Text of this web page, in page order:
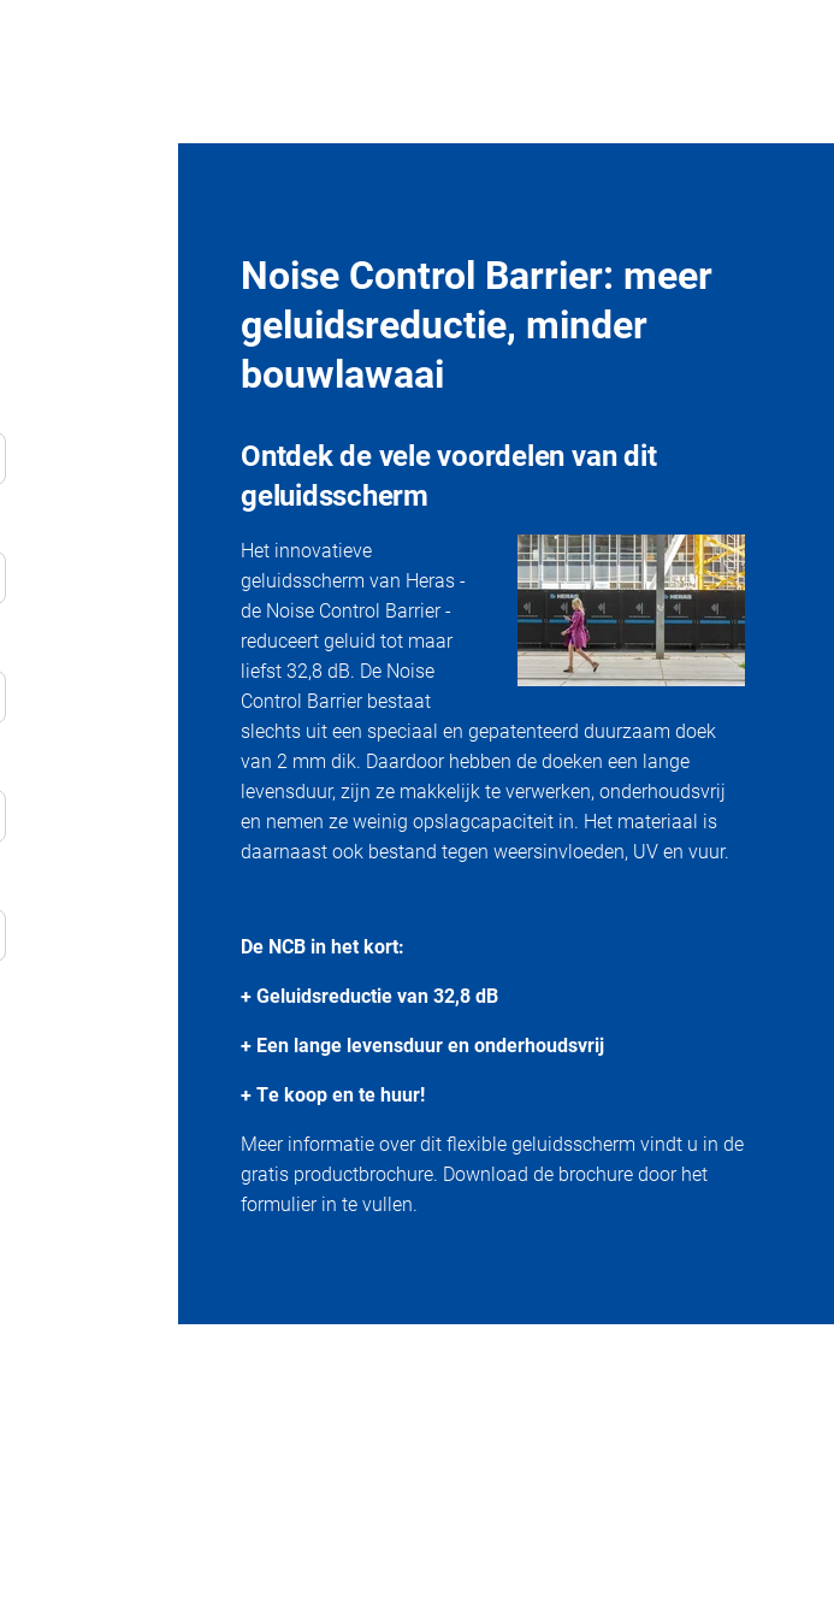
Noise Control Barrier: meer
geluidsreductie, minder
bouwlawaai
Ontdek de vele voordelen van dit
geluidsscherm
Het innovatieve
geluidsscherm van Heras -
de Noise Control Barrier -
reduceert geluid tot maar
liefst 32,8 dB. De Noise
Control Barrier bestaat
slechts uit een speciaal en gepatenteerd duurzaam doek
van 2 mm dik. Daardoor hebben de doeken een lange
levensduur, zijn ze makkelijk te verwerken, onderhoudsvrij
en nemen ze weinig opslagcapaciteit in. Het materiaal is
daarnaast ook bestand tegen weersinvloeden, UV en vuur.
De NCB in het kort:
+ Geluidsreductie van 32,8 dB
+ Een lange levensduur en onderhoudsvrij
+ Te koop en te huur!
Meer informatie over dit flexible geluidsscherm vindt u in de
gratis productbrochure. Download de brochure door het
formulier in te vullen.